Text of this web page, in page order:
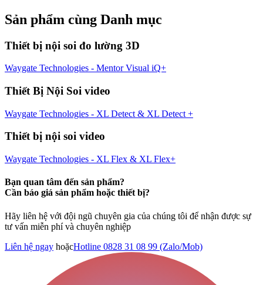
Sản phẩm cùng Danh mục
Thiết bị nội soi đo lường 3D
Waygate Technologies - Mentor Visual iQ+
Thiết Bị Nội Soi video
Waygate Technologies - XL Detect & XL Detect +
Thiết bị nội soi video
Waygate Technologies - XL Flex & XL Flex+
Bạn quan tâm đến sản phẩm?
Cần báo giá sản phẩm hoặc thiết bị?
Hãy liên hệ với đội ngũ chuyên gia của chúng tôi để nhận được sự
tư vấn miễn phí và chuyên nghiệp
Liên hệ ngay hoặcHotline 0828 31 08 99 (Zalo/Mob)